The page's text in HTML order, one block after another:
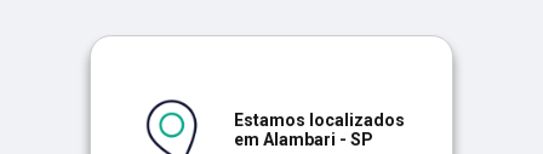
Estamos localizados
em Alambari - SP